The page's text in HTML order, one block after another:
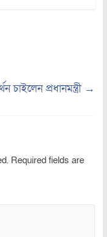
চাইলেন প্রধানমন্ত্রী →
Required fields are